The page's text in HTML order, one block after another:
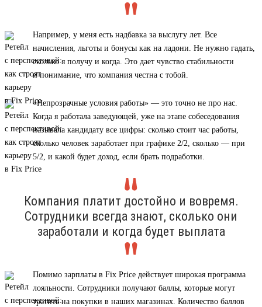
Например, у меня есть надбавка за выслугу лет. Все
начисления, льготы и бонусы как на ладони. Не нужно гадать,
сколько я получу и когда. Это дает чувство стабильности
и понимание, что компания честна с тобой.
«Непрозрачные условия работы» — это точно не про нас.
Когда я работала заведующей, уже на этапе собеседования
называла кандидату все цифры: сколько стоит час работы,
сколько человек заработает при графике 2/2, сколько — при
5/2, и какой будет доход, если брать подработки.
Компания платит достойно и вовремя.
Сотрудники всегда знают, сколько они
заработали и когда будет выплата
Помимо зарплаты в Fix Price действует широкая программа
лояльности. Сотрудники получают баллы, которые могут
тратить на покупки в наших магазинах. Количество баллов